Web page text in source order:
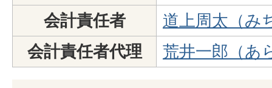
会計責任者
道上周太（み
会計責任者代理
荒井一郎（あ